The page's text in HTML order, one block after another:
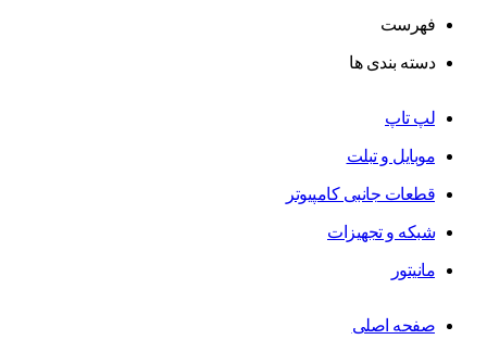
فهرست
دسته بندی ها
لپ تاپ
موبایل و تبلت
قطعات جانبی کامپیوتر
شبکه و تجهیزات
مانیتور
صفحه اصلی